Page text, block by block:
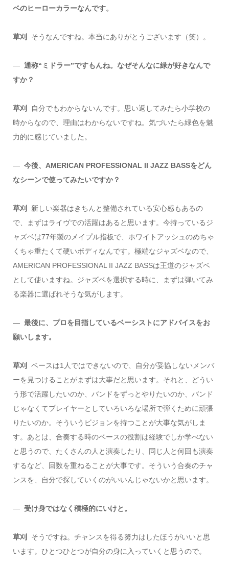
ベのヒーローカラーなんです。
草刈 そうなんですね。本当にありがとうございます（笑）。
― 通称“ミドラー”ですもんね。なぜそんなに緑が好きなんで
すか？
草刈
自分でもわからないんです。思い返してみたら小学校の
時からなので、理由はわからないですね。気づいたら緑色を魅
力的に感じていました。
― 今後、AMERICAN PROFESSIONAL II JAZZ BASSをどん
なシーンで使ってみたいですか？
草刈 新しい楽器はきちんと整備されている安心感もあるの
で、まずはライヴでの活躍はあると思います。今持っているジ
ャズベは77年製のメイプル指板で、ホワイトアッシュのめちゃ
くちゃ重たくて硬いボディなんです。極端なジャズベなので、
AMERICAN PROFESSIONAL II JAZZ BASSは王道のジャズベ
として使いますね。ジャズベを選択する時に、まずは弾いてみ
る楽器に選ばれそうな気がします。
― 最後に、プロを目指しているベーシストにアドバイスをお
願いします。
草刈 ベースは1人ではできないので、自分が妥協しないメンバ
ーを見つけることがまずは大事だと思います。それと、どうい
う形で活躍したいのか、バンドをずっとやりたいのか、バンド
じゃなくてプレイヤーとしていろいろな場所で弾くために頑張
りたいのか。そういうビジョンを持つことが大事な気がしま
す。あとは、合奏する時のベースの役割は経験でしか学べない
と思うので、たくさんの人と演奏したり、同じ人と何回も演奏
するなど、回数を重ねることが大事です。そういう合奏のチャ
ンスを、自分で探していくのがいいんじゃないかと思います。
― 受け身ではなく積極的にいけと。
草刈 そうですね。チャンスを得る努力はしたほうがいいと思
います。ひとつひとつが自分の身に入っていくと思うので。